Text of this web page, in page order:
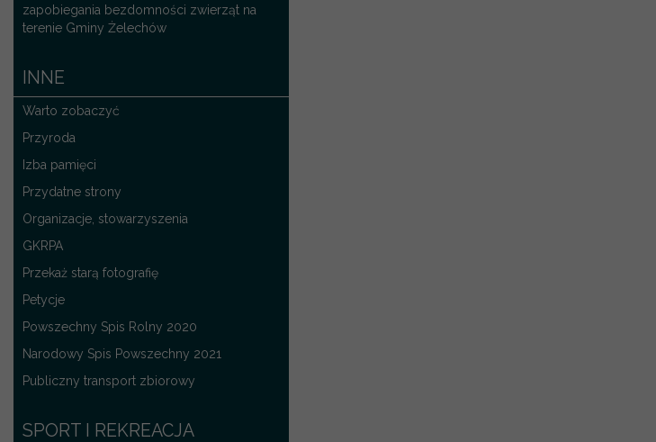
zapobiegania bezdomności zwierząt na
terenie Gminy Żelechów
INNE
Warto zobaczyć
Przyroda
Izba pamięci
Przydatne strony
Organizacje, stowarzyszenia
GKRPA
Przekaż starą fotografię
Petycje
Powszechny Spis Rolny 2020
Narodowy Spis Powszechny 2021
Publiczny transport zbiorowy
SPORT I REKREACJA